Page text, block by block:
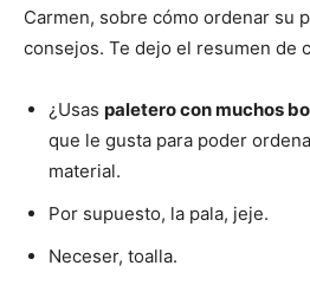
Carmen, sobre cómo ordenar su
consejos. Te dejo el resumen de
¿Usas paletero con muchos
que le gusta para poder
material.
Por supuesto, la pala, jeje.
Neceser, toalla.